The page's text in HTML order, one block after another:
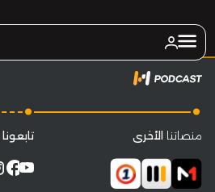
.
.
منصاتنا الأخرى تابعونا
facebook